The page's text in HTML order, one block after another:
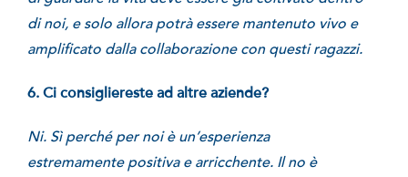
di noi, e solo allora potrà essere mantenuto vivo e
amplificato dalla collaborazione con questi ragazzi.
6. Ci consigliereste ad altre aziende?
Ni. Sì perché per noi è un’esperienza
estremamente positiva e arricchente. Il no è